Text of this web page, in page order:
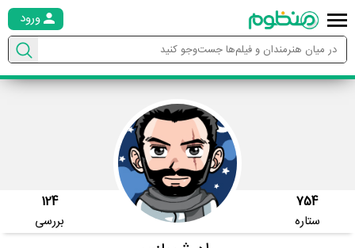
ورود
754
ستاره
124
بررسی